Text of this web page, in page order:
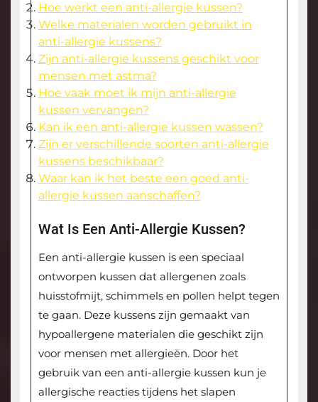
Hoe werkt een anti-allergie kussen?
Welke materialen worden gebruikt in
anti-allergie kussens?
Zijn anti-allergie kussens geschikt voor
mensen met astma?
Hoe vaak moet ik mijn anti-allergie
kussen vervangen?
Kan ik een anti-allergie kussen wassen?
Zijn er verschillende soorten anti-allergie
kussens beschikbaar?
Waar kan ik het beste een goed anti-
allergie kussen aanschaffen?
Wat Is Een Anti-Allergie Kussen?
Een anti-allergie kussen is een speciaal
ontworpen kussen dat allergenen zoals
huisstofmijt, schimmels en pollen helpt tegen
te gaan. Deze kussens zijn gemaakt van
hypoallergene materialen die geschikt zijn
voor mensen met allergieën. Door het
gebruik van een anti-allergie kussen kun je
allergische reacties tijdens het slapen